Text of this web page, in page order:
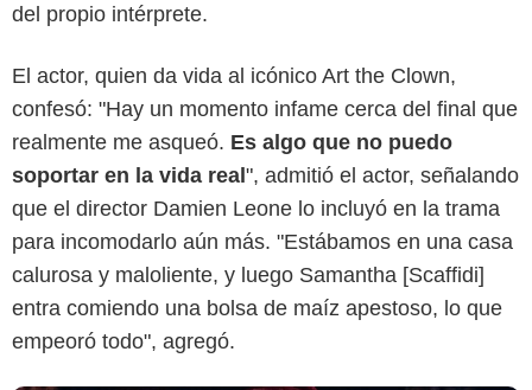
del propio intérprete.
El actor, quien da vida al icónico Art the Clown,
confesó: "Hay un momento infame cerca del final que
realmente me asqueó. Es algo que no puedo
soportar en la vida real", admitió el actor, señalando
que el director Damien Leone lo incluyó en la trama
para incomodarlo aún más. "Estábamos en una casa
calurosa y maloliente, y luego Samantha [Scaffidi]
entra comiendo una bolsa de maíz apestoso, lo que
empeoró todo", agregó.
Google